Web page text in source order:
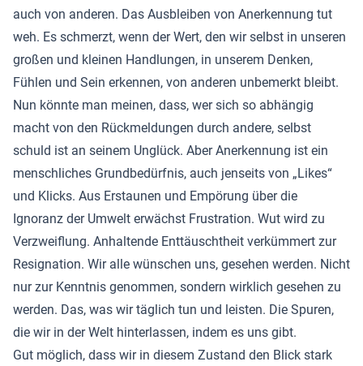
auch von anderen. Das Ausbleiben von Anerkennung tut
weh. Es schmerzt, wenn der Wert, den wir selbst in unseren
großen und kleinen Handlungen, in unserem Denken,
Fühlen und Sein erkennen, von anderen unbemerkt bleibt.
Nun könnte man meinen, dass, wer sich so abhängig
macht von den Rückmeldungen durch andere, selbst
schuld ist an seinem Unglück. Aber Anerkennung ist ein
menschliches Grundbedürfnis, auch jenseits von „Likes“
und Klicks. Aus Erstaunen und Empörung über die
Ignoranz der Umwelt erwächst Frustration. Wut wird zu
Verzweiflung. Anhaltende Enttäuschtheit verkümmert zur
Resignation. Wir alle wünschen uns, gesehen werden. Nicht
nur zur Kenntnis genommen, sondern wirklich gesehen zu
werden. Das, was wir täglich tun und leisten. Die Spuren,
die wir in der Welt hinterlassen, indem es uns gibt.
Gut möglich, dass wir in diesem Zustand den Blick stark